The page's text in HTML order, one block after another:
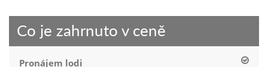
Co je zahrnuto v ceně
Pronájem lodi